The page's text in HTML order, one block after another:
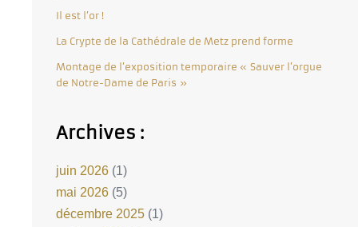
Il est l’or !
La Crypte de la Cathédrale de Metz prend forme
Montage de l’exposition temporaire « Sauver l’orgue
de Notre-Dame de Paris »
Archives :
juin 2026 (1)
mai 2026 (5)
décembre 2025 (1)